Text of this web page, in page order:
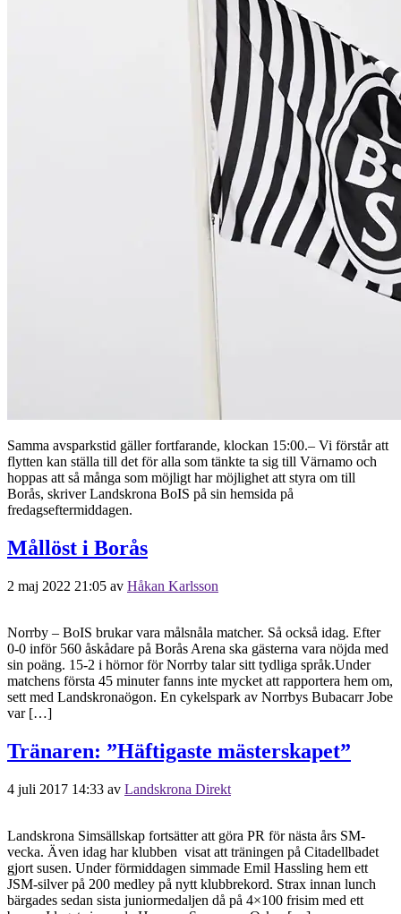
Samma avsparkstid gäller fortfarande, klockan 15:00.– Vi förstår att
flytten kan ställa till det för alla som tänkte ta sig till Värnamo och
hoppas att så många som möjligt har möjlighet att styra om till
Borås, skriver Landskrona BoIS på sin hemsida på
fredagseftermiddagen.
Mållöst i Borås
2 maj 2022 21:05 av Håkan Karlsson
Norrby – BoIS brukar vara målsnåla matcher. Så också idag. Efter
0-0 inför 560 åskådare på Borås Arena ska gästerna vara nöjda med
sin poäng. 15-2 i hörnor för Norrby talar sitt tydliga språk.Under
matchens första 45 minuter fanns inte mycket att rapportera hem om,
sett med Landskronaögon. En cykelspark av Norrbys Bubacarr Jobe
var […]
Tränaren: ”Häftigaste mästerskapet”
4 juli 2017 14:33 av Landskrona Direkt
Landskrona Simsällskap fortsätter att göra PR för nästa års SM-
vecka. Även idag har klubben visat att träningen på Citadellbadet
gjort susen. Under förmiddagen simmade Emil Hassling hem ett
JSM-silver på 200 medley på nytt klubbrekord. Strax innan lunch
bärgades sedan sista juniormedaljen då på 4×100 frisim med ett